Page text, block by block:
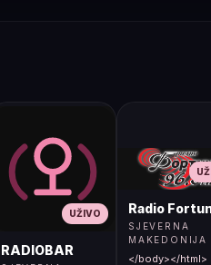
UŽIVO
RADIOBAR
Radio
SJEVERNA
MAKEDONIJA
</body></html>